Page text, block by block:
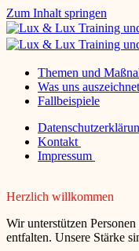
Zum Inhalt springen
Themen und
Was uns auszeichnet
Fallbeispiele
Kontakt
Impressum
Herzlich willkommen
Wir unterstützen
entfalten. Unsere Stärke